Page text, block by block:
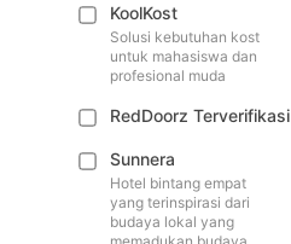
KoolKost
Solusi kebutuhan kost
untuk mahasiswa dan
profesional muda
RedDoorz Terverifikasi
Sunnera
Hotel bintang empat
yang terinspirasi dari
budaya lokal yang